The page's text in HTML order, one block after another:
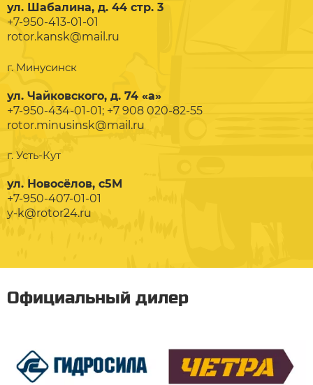
ул. Шабалина, д. 44 стр. 3
+7-950-413-01-01
rotor.kansk@mail.ru
г. Минусинск
ул. Чайковского, д. 74 «а»
+7-950-434-01-01; +7 908 020-82-55
rotor.minusinsk@mail.ru
г. Усть-Кут
ул. Новосёлов, с5М
+7-950-407-01-01
y-k@rotor24.ru
Официальный дилер